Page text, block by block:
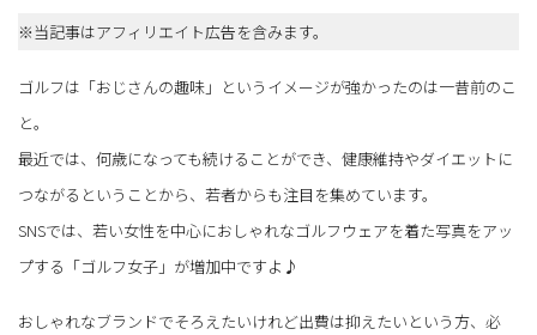
※当記事はアフィリエイト広告を含みます。
ゴルフは「おじさんの趣味」というイメージが強かったのは一昔前のこ
と。
最近では、何歳になっても続けることができ、健康維持やダイエットに
つながるということから、若者からも注目を集めています。
SNSでは、若い女性を中心におしゃれなゴルフウェアを着た写真をアッ
プする「ゴルフ女子」が増加中ですよ♪
おしゃれなブランドでそろえたいけれど出費は抑えたいという方、必